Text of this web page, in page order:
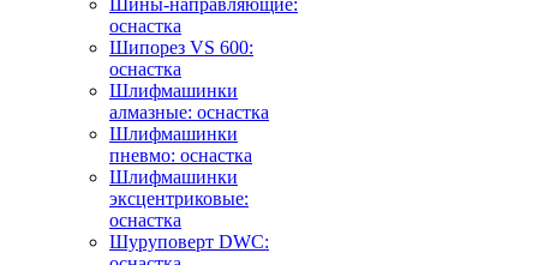
Шины-направляющие:
оснастка
Шипорез VS 600:
оснастка
Шлифмашинки
алмазные: оснастка
Шлифмашинки
пневмо: оснастка
Шлифмашинки
эксцентриковые:
оснастка
Шуруповерт DWC: